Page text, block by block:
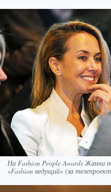
На Fashion People Awards Жанна
«Fashion ведущий» (за